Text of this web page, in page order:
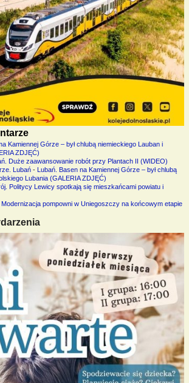
Kamiennej Górze – był chlubą niemieckiego Lauban i
ZDJĘĆ)
Duże zaawansowanie robót przy Plantach II (WIDEO)
Lubań- Lubań. Basen na Kamiennej Górze – był chlubą
Lubania (GALERIA ZDJĘĆ)
Politycy Lewicy spotkają się mieszkańcami powiatu i
pompowni w Uniegoszczy na końcowym etapie